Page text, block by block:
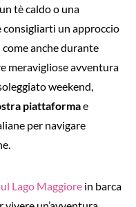
tè caldo o una
consigliarti un approccio
anche durante
meravigliose avventura
weekend,
piattaformae
per navigare
Lago Maggiore in barca